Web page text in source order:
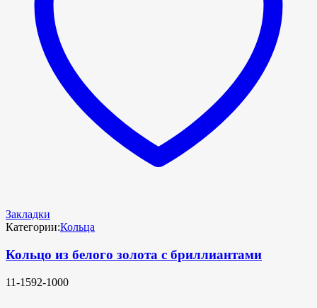
Закладки
Категории:Кольца
Кольцо из белого золота с бриллиантами
11-1592-1000